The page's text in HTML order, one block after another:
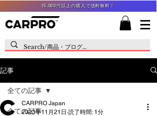
15,000円以上の購入で送料無料！
記事
全ての記事
全ての記事
CARPRO Japan
2023年11月21日 読了時間: 1分